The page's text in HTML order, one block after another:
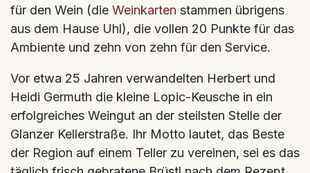
für den Wein (die Weinkarten stammen übrigens
aus dem Hause Uhl), die vollen 20 Punkte für das
Ambiente und zehn von zehn für den Service.
Vor etwa 25 Jahren verwandelten Herbert und
Heidi Germuth die kleine Lopic-Keusche in ein
erfolgreiches Weingut an der steilsten Stelle der
Glanzer Kellerstraße. Ihr Motto lautet, das Beste
der Region auf einem Teller zu vereinen, sei es das